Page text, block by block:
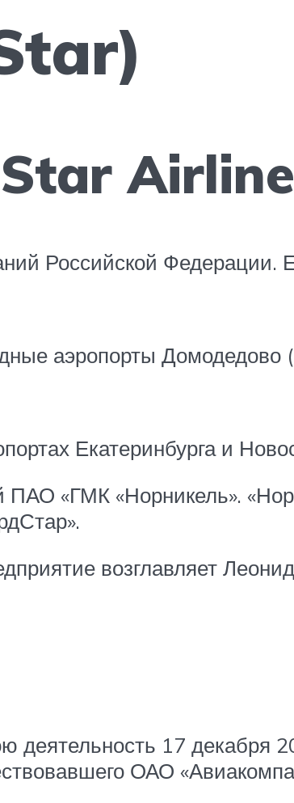
Российской Федерации.
аэропорты Домодедово
Екатеринбурга и
«ГМК «Норникель».
возглавляет
деятельность 17 декабря
ОАО